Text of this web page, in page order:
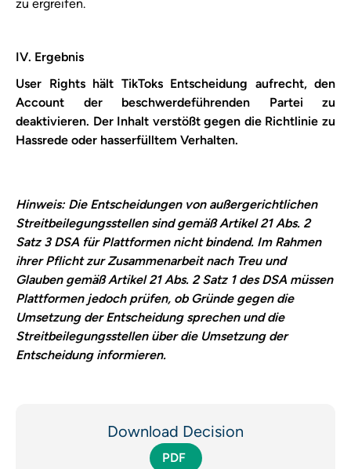
zu ergreifen.
IV. Ergebnis
User Rights hält TikToks Entscheidung aufrecht, den
Account der beschwerdeführenden Partei zu
deaktivieren. Der Inhalt verstößt gegen die ​Richtlinie zu
Hassrede oder hasserfülltem Verhalten​.
Hinweis: Die Entscheidungen von außergerichtlichen
Streitbeilegungsstellen sind gemäß Artikel 21 Abs. 2
Satz 3 DSA für Plattformen nicht bindend. Im Rahmen
ihrer Pflicht zur Zusammenarbeit nach Treu und
Glauben gemäß Artikel 21 Abs. 2 Satz 1 des DSA müssen
Plattformen jedoch prüfen, ob Gründe gegen die
Umsetzung der Entscheidung sprechen und die
Streitbeilegungsstellen über die Umsetzung der
Entscheidung informieren.
Download Decision
PDF